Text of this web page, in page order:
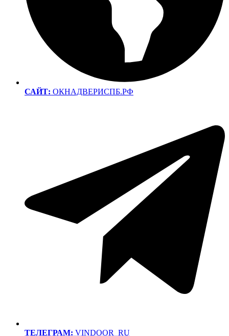
САЙТ: ОКНАДВЕРИСПБ.РФ
ТЕЛЕГРАМ: VINDOOR_RU